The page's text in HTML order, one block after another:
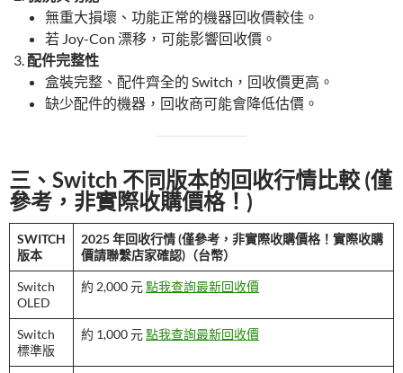
無重大損壞、功能正常的機器回收價較佳。
若 Joy-Con 漂移，可能影響回收價。
配件完整性
盒裝完整、配件齊全的 Switch，回收價更高。
缺少配件的機器，回收商可能會降低估價。
三、Switch 不同版本的回收行情比較 (僅
參考，非實際收購價格！)
SWITCH
版本
2025 年回收行情 (僅參考，非實際收購價格！實際收購
價請聯繫店家確認)（台幣）
Switch
OLED
約 2,000 元點我查詢最新回收價
Switch
標準版
約 1,000 元點我查詢最新回收價